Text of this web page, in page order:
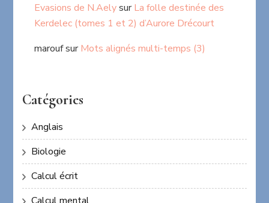
Evasions de N.AelysurLa folle destinée des
Kerdelec (tomes 1 et 2) d’Aurore Drécourt
maroufsurMots alignés multi-temps (3)
Catégories
Anglais
Biologie
Calcul écrit